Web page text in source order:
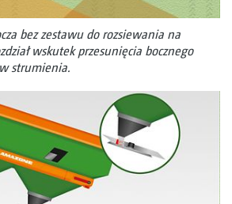
bez zestawu do rozsiewania na
wskutek przesunięcia bocznego
strumienia.